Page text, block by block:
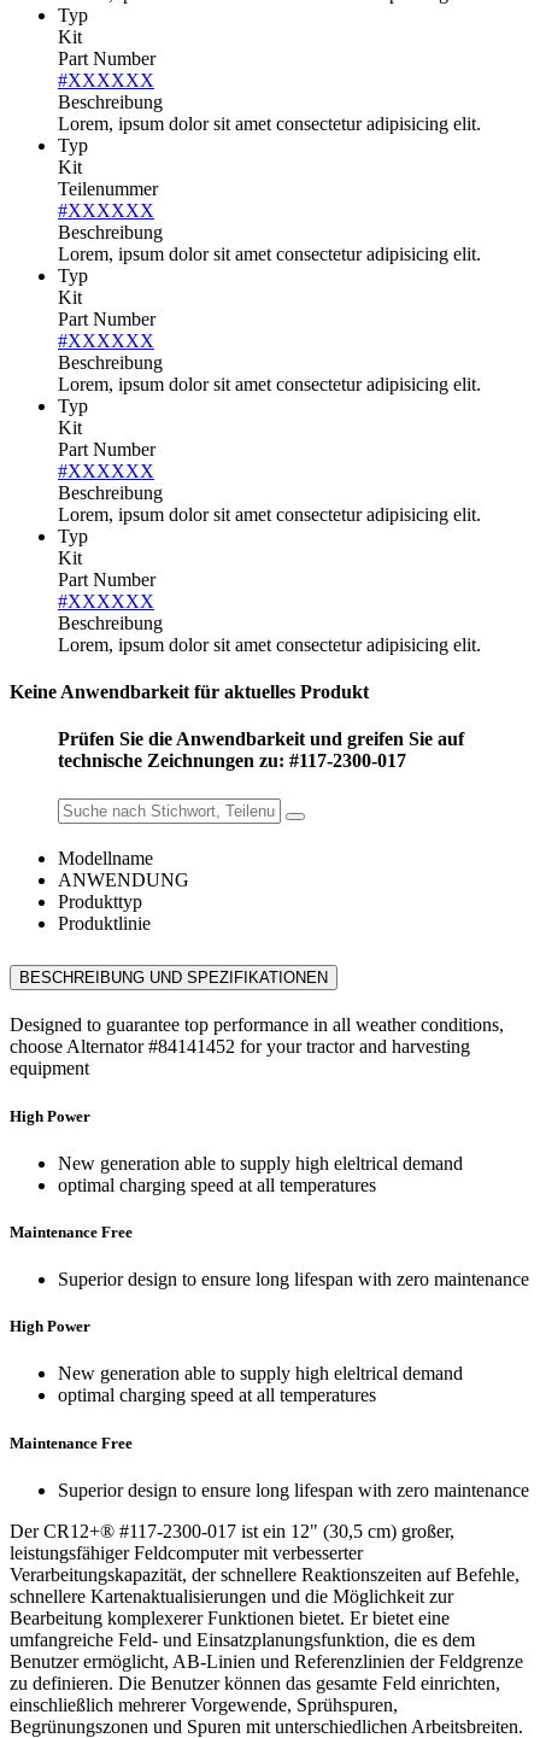
Typ
Kit
Part Number
#XXXXXX
Beschreibung
Lorem, ipsum dolor sit amet consectetur adipisicing elit.
Typ
Kit
Teilenummer
#XXXXXX
Beschreibung
Lorem, ipsum dolor sit amet consectetur adipisicing elit.
Typ
Kit
Part Number
#XXXXXX
Beschreibung
Lorem, ipsum dolor sit amet consectetur adipisicing elit.
Typ
Kit
Part Number
#XXXXXX
Beschreibung
Lorem, ipsum dolor sit amet consectetur adipisicing elit.
Typ
Kit
Part Number
#XXXXXX
Beschreibung
Lorem, ipsum dolor sit amet consectetur adipisicing elit.
Keine Anwendbarkeit für aktuelles Produkt
Prüfen Sie die Anwendbarkeit und greifen Sie auf
technische Zeichnungen zu: #117-2300-017
Modellname
ANWENDUNG
Produkttyp
Produktlinie
BESCHREIBUNG UND SPEZIFIKATIONEN
Designed to guarantee top performance in all weather conditions,
choose Alternator #84141452 for your tractor and harvesting
equipment
High Power
New generation able to supply high eleltrical demand
optimal charging speed at all temperatures
Maintenance Free
Superior design to ensure long lifespan with zero maintenance
High Power
New generation able to supply high eleltrical demand
optimal charging speed at all temperatures
Maintenance Free
Superior design to ensure long lifespan with zero maintenance
Der CR12+® #117-2300-017 ist ein 12" (30,5 cm) großer,
leistungsfähiger Feldcomputer mit verbesserter
Verarbeitungskapazität, der schnellere Reaktionszeiten auf Befehle,
schnellere Kartenaktualisierungen und die Möglichkeit zur
Bearbeitung komplexerer Funktionen bietet. Er bietet eine
umfangreiche Feld- und Einsatzplanungsfunktion, die es dem
Benutzer ermöglicht, AB-Linien und Referenzlinien der Feldgrenze
zu definieren. Die Benutzer können das gesamte Feld einrichten,
einschließlich mehrerer Vorgewende, Sprühspuren,
Begrünungszonen und Spuren mit unterschiedlichen Arbeitsbreiten.